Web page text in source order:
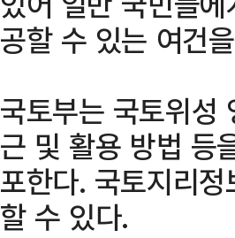
공할 수 있는 여건
국토부는 국토위성
근 및 활용 방법 등
포한다. 국토지리
할 수 있다.